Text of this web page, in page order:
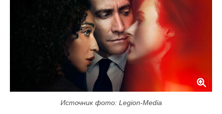
Источник фото: Legion-Media